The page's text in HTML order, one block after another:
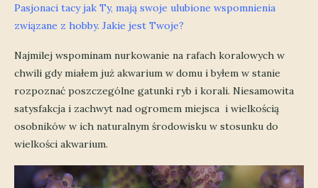
Pasjonaci tacy jak Ty, mają swoje ulubione wspomnienia
związane z hobby. Jakie jest Twoje?
Najmilej wspominam nurkowanie na rafach koralowych w
chwili gdy miałem już akwarium w domu i byłem w stanie
rozpoznać poszczególne gatunki ryb i korali. Niesamowita
satysfakcja i zachwyt nad ogromem miejsca i wielkością
osobników w ich naturalnym środowisku w stosunku do
wielkości akwarium.